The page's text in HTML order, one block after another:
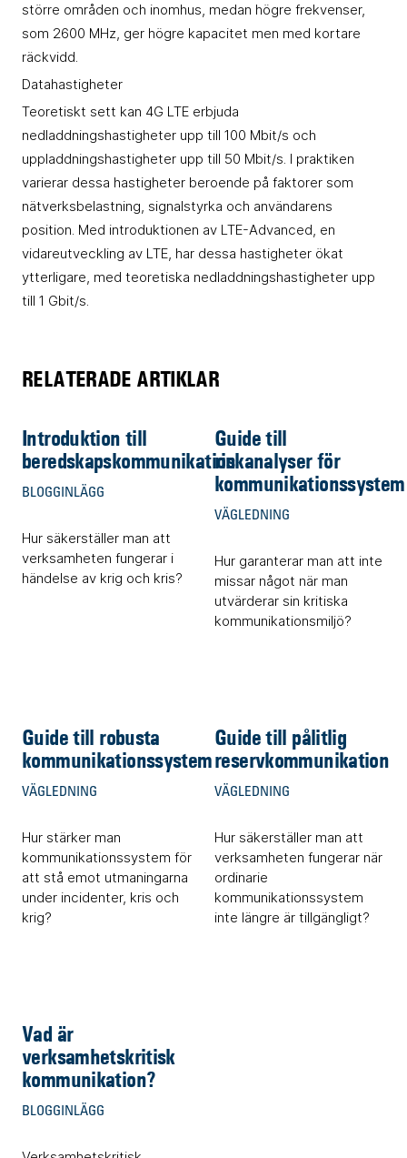
större områden och inomhus, medan högre frekvenser,
som 2600 MHz, ger högre kapacitet men med kortare
räckvidd.
Datahastigheter
Teoretiskt sett kan 4G LTE erbjuda
nedladdningshastigheter upp till 100 Mbit/s och
uppladdningshastigheter upp till 50 Mbit/s. I praktiken
varierar dessa hastigheter beroende på faktorer som
nätverksbelastning, signalstyrka och användarens
position. Med introduktionen av LTE-Advanced, en
vidareutveckling av LTE, har dessa hastigheter ökat
ytterligare, med teoretiska nedladdningshastigheter upp
till 1 Gbit/s.
RELATERADE ARTIKLAR
Introduktion till
beredskapskommunikation
BLOGGINLÄGG
Hur säkerställer man att
verksamheten fungerar i
händelse av krig och kris?
Guide till
riskanalyser för
kommunikationssystem
VÄGLEDNING
Hur garanterar man att inte
missar något när man
utvärderar sin kritiska
kommunikationsmiljö?
Guide till robusta
kommunikationssystem
VÄGLEDNING
Hur stärker man
kommunikationssystem för
att stå emot utmaningarna
under incidenter, kris och
krig?
Guide till pålitlig
reservkommunikation
VÄGLEDNING
Hur säkerställer man att
verksamheten fungerar när
ordinarie
kommunikationssystem
inte längre är tillgängligt?
Vad är
verksamhetskritisk
kommunikation?
BLOGGINLÄGG